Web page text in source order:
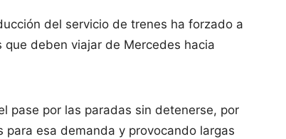
del servicio de trenes ha forzado a
deben viajar de Mercedes hacia
pase por las paradas sin detenerse, por
esa demanda y provocando largas